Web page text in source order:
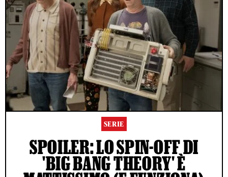
SERIE
SPOILER: LO SPIN-OFF DI
'BIG BANG THEORY' È